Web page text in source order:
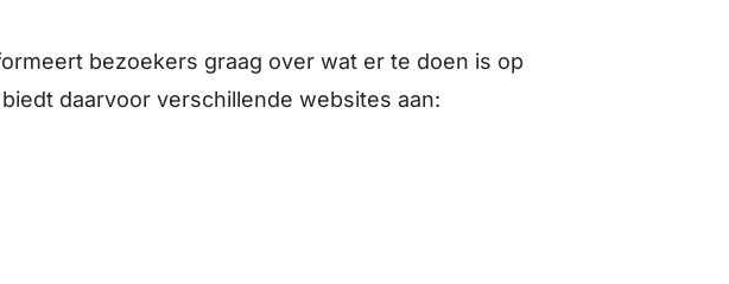
bezoekers graag over wat er te doen is op
daarvoor verschillende websites aan: